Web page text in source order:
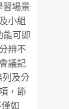
場景
小組
能可即
辨不
議記
及分
，節
如